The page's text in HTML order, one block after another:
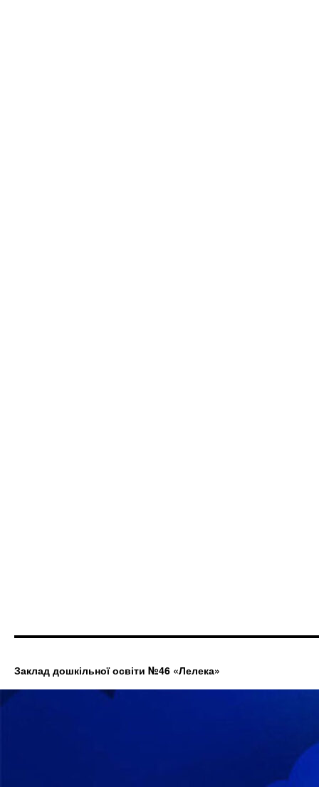
Заклад дошкільної освіти №46 «Лелека»